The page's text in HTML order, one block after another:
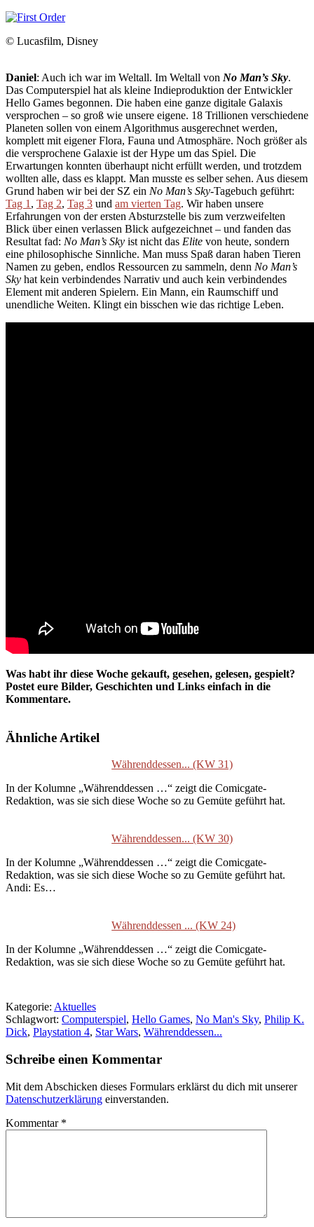
© Lucasfilm, Disney
Daniel: Auch ich war im Weltall. Im Weltall von No Man’s Sky.
Das Computerspiel hat als kleine Indieproduktion der Entwickler
Hello Games begonnen. Die haben eine ganze digitale Galaxis
versprochen – so groß wie unsere eigene. 18 Trillionen verschiedene
Planeten sollen von einem Algorithmus ausgerechnet werden,
komplett mit eigener Flora, Fauna und Atmosphäre. Noch größer als
die versprochene Galaxie ist der Hype um das Spiel. Die
Erwartungen konnten überhaupt nicht erfüllt werden, und trotzdem
wollten alle, dass es klappt. Man musste es selber sehen. Aus diesem
Grund haben wir bei der SZ ein No Man’s Sky-Tagebuch geführt:
Tag 1 , Tag 2, Tag 3 und am vierten Tag. Wir haben unsere
Erfahrungen von der ersten Absturzstelle bis zum verzweifelten
Blick über einen verlassen Blick aufgezeichnet – und fanden das
Resultat fad: No Man’s Sky ist nicht das Elite von heute, sondern
eine philosophische Sinnliche. Man muss Spaß daran haben Tieren
Namen zu geben, endlos Ressourcen zu sammeln, denn No Man’s
Sky hat kein verbindendes Narrativ und auch kein verbindendes
Element mit anderen Spielern. Ein Mann, ein Raumschiff und
unendliche Weiten. Klingt ein bisschen wie das richtige Leben.
Was habt ihr diese Woche gekauft, gesehen, gelesen, gespielt?
Postet eure Bilder, Geschichten und Links einfach in die
Kommentare.
Ähnliche Artikel
Währenddessen... (KW 31)
In der Kolumne „Währenddessen …“ zeigt die Comicgate-
Redaktion, was sie sich diese Woche so zu Gemüte geführt hat.
Währenddessen... (KW 30)
In der Kolumne „Währenddessen …“ zeigt die Comicgate-
Redaktion, was sie sich diese Woche so zu Gemüte geführt hat.
Andi: Es…
Währenddessen ... (KW 24)
In der Kolumne „Währenddessen …“ zeigt die Comicgate-
Redaktion, was sie sich diese Woche so zu Gemüte geführt hat.
Kategorie: Aktuelles
Schlagwort: Computerspiel, Hello Games, No Man's Sky, Philip K.
Dick, Playstation 4, Star Wars, Währenddessen...
Schreibe einen Kommentar
Mit dem Abschicken dieses Formulars erklärst du dich mit unserer
Datenschutzerklärung einverstanden.
Kommentar *